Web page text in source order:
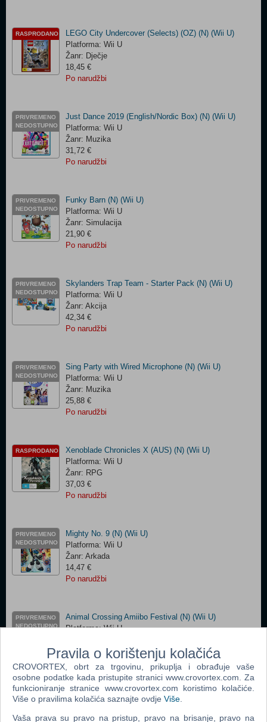
RASPRODANO
LEGO City Undercover (Selects) (OZ) (N) (Wii U)
Platforma: Wii U
Žanr: Dječje
18,45 €
Po narudžbi
PRIVREMENO
NEDOSTUPNO
Just Dance 2019 (English/Nordic Box) (N) (Wii U)
Platforma: Wii U
Žanr: Muzika
31,72 €
Po narudžbi
PRIVREMENO
NEDOSTUPNO
Funky Barn (N) (Wii U)
Platforma: Wii U
Žanr: Simulacija
21,90 €
Po narudžbi
PRIVREMENO
NEDOSTUPNO
Skylanders Trap Team - Starter Pack (N) (Wii U)
Platforma: Wii U
Žanr: Akcija
42,34 €
Po narudžbi
PRIVREMENO
NEDOSTUPNO
Sing Party with Wired Microphone (N) (Wii U)
Platforma: Wii U
Žanr: Muzika
25,88 €
Po narudžbi
RASPRODANO
Xenoblade Chronicles X (AUS) (N) (Wii U)
Platforma: Wii U
Žanr: RPG
37,03 €
Po narudžbi
PRIVREMENO
NEDOSTUPNO
Mighty No. 9 (N) (Wii U)
Platforma: Wii U
Žanr: Arkada
14,47 €
Po narudžbi
PRIVREMENO
NEDOSTUPNO
Animal Crossing Amiibo Festival (N) (Wii U)
Platforma: Wii U
8,63 €
Po narudžbi
RASPRODANO
Just Dance 2018 (N) (Wii U)
Pravila o korištenju kolačića
CROVORTEX, obrt za trgovinu, prikuplja i obrađuje vaše
osobne podatke kada pristupite stranici www.crovortex.com. Za
funkcioniranje stranice www.crovortex.com koristimo kolačiće.
Više o pravilima kolačića saznajte ovdje Više
Vaša prava su pravo na pristup, pravo na brisanje, pravo na